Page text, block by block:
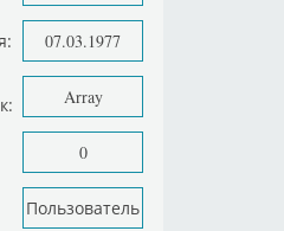
07.03.1977
Array
0
Пользователь